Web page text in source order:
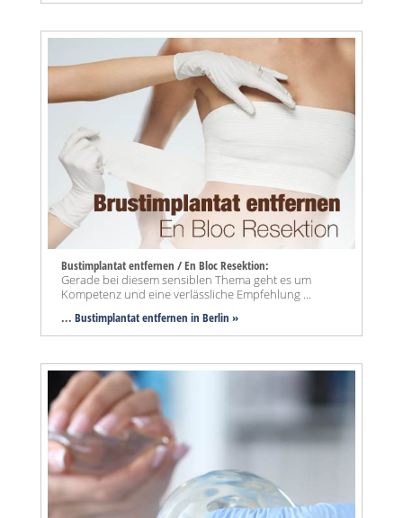
Bustimplantat entfernen / En Bloc Resektion:
Gerade bei diesem sensiblen Thema geht es um
Kompetenz und eine verlässliche Empfehlung ...
... Bustimplantat entfernen in Berlin »